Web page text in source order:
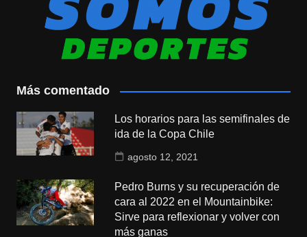
Más comentado
Los horarios para las semifinales de
ida de la Copa Chile
agosto 12, 2021
Pedro Burns y su recuperación de
cara al 2022 en el Mountainbike:
Sirve para reflexionar y volver con
más ganas